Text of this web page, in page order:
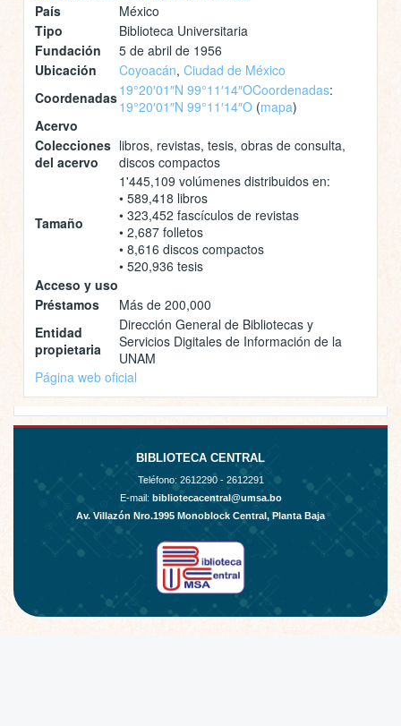
País
México
Tipo
Biblioteca Universitaria
Fundación
5 de abril de 1956
Ubicación
Coyoacán, Ciudad de México
Coordenadas19°20′01″N 99°11′14″OCoordenadas:
19°20′01″N 99°11′14″O (mapa)
Acervo
Colecciones
del acervo
libros, revistas, tesis, obras de consulta,
discos compactos
Tamaño
1'445,109 volúmenes distribuidos en:
• 589,418 libros
• 323,452 fascículos de revistas
• 2,687 folletos
• 8,616 discos compactos
• 520,936 tesis
Acceso y uso
Préstamos
Más de 200,000
Entidad
propietaria
Dirección General de Bibliotecas y
Servicios Digitales de Información de la
UNAM
Página web oficial
BIBLIOTECA CENTRAL
Teléfono: 2612290 - 2612291
E-mail: bibliotecacentral@umsa.bo
Av. Villazón Nro.1995 Monoblock Central, Planta Baja